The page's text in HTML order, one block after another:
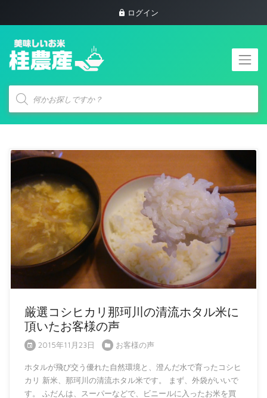
ログイン
商
索
厳選コシヒカリ那珂川の清流ホタル米に
頂いたお客様の声
2015年11月23日 お客様の声
ホタルが飛び交う優れた自然環境と、澄んだ水で育ったコシヒ
カリ 新米、那珂川の清流ホタル米です。 まず、外袋がいいで
す。 ふだんは、スーパーなどで、ビニールに入ったお米を買